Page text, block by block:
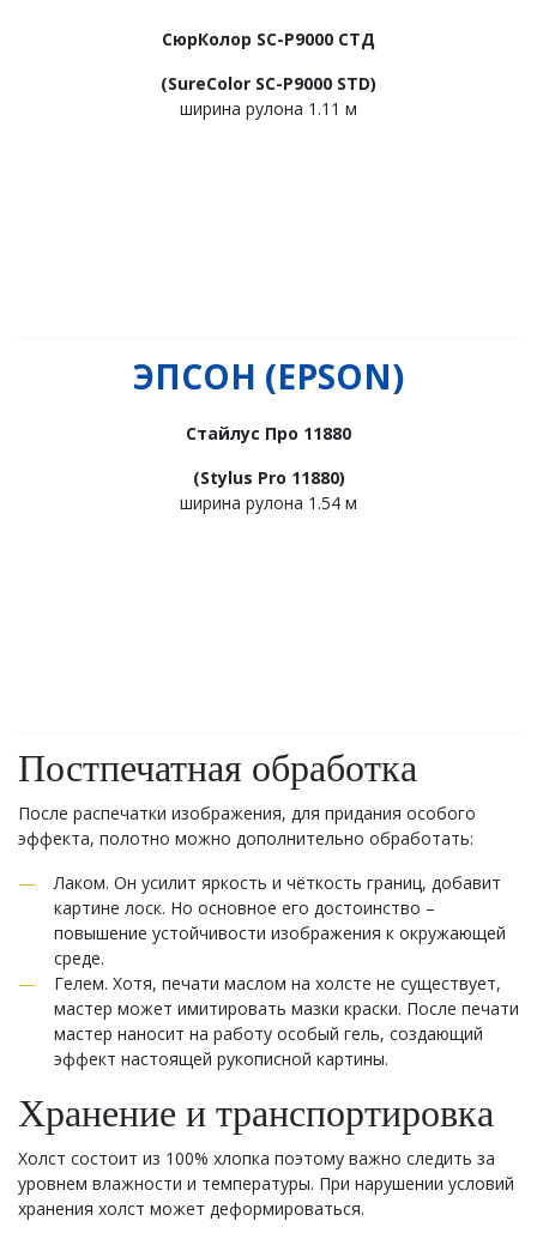
СюрКолор SC-P9000 СТД
(SureColor SC-P9000 STD)
ширина рулона 1.11 м
ЭПСОН (EPSON)
Стайлус Про 11880
(Stylus Pro 11880)
ширина рулона 1.54 м
Постпечатная обработка
После распечатки изображения, для придания особого
эффекта, полотно можно дополнительно обработать:
Лаком. Он усилит яркость и чёткость границ, добавит
картине лоск. Но основное его достоинство –
повышение устойчивости изображения к окружающей
среде.
Гелем. Хотя, печати маслом на холсте не существует,
мастер может имитировать мазки краски. После печати
мастер наносит на работу особый гель, создающий
эффект настоящей рукописной картины.
Хранение и транспортировка
Холст состоит из 100% хлопка поэтому важно следить за
уровнем влажности и температуры. При нарушении условий
хранения холст может деформироваться.